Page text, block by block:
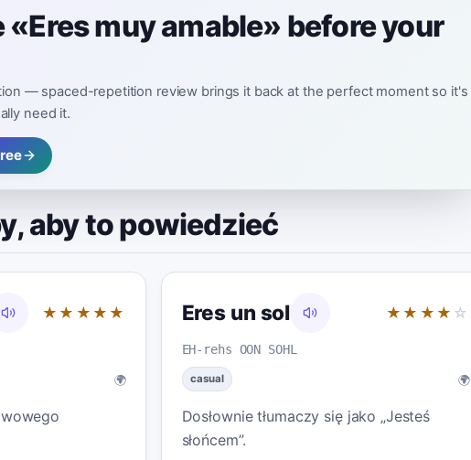
«Eres muy amable» before your
— spaced-repetition review brings it back at the perfect moment so it's
need it.
aby to powiedzieć
★★★★★
🌍
Eres un sol ★★★★ ☆
EH-rehs OON SOHL
casual 🌍
Dosłownie tłumaczy się jako „Jesteś
słońcem”.